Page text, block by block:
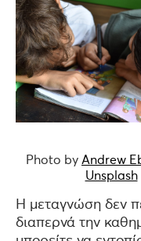
Photo by Andrew
Unsplash
Η μεταγνώση δεν
διαπερνά την